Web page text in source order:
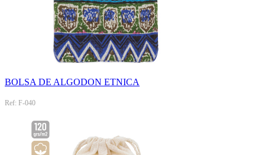
BOLSA DE ALGODON ETNICA
Ref: F-040